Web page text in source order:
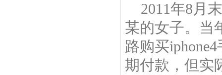
2011年8月
某的女子。当
路购买
期付款，但实